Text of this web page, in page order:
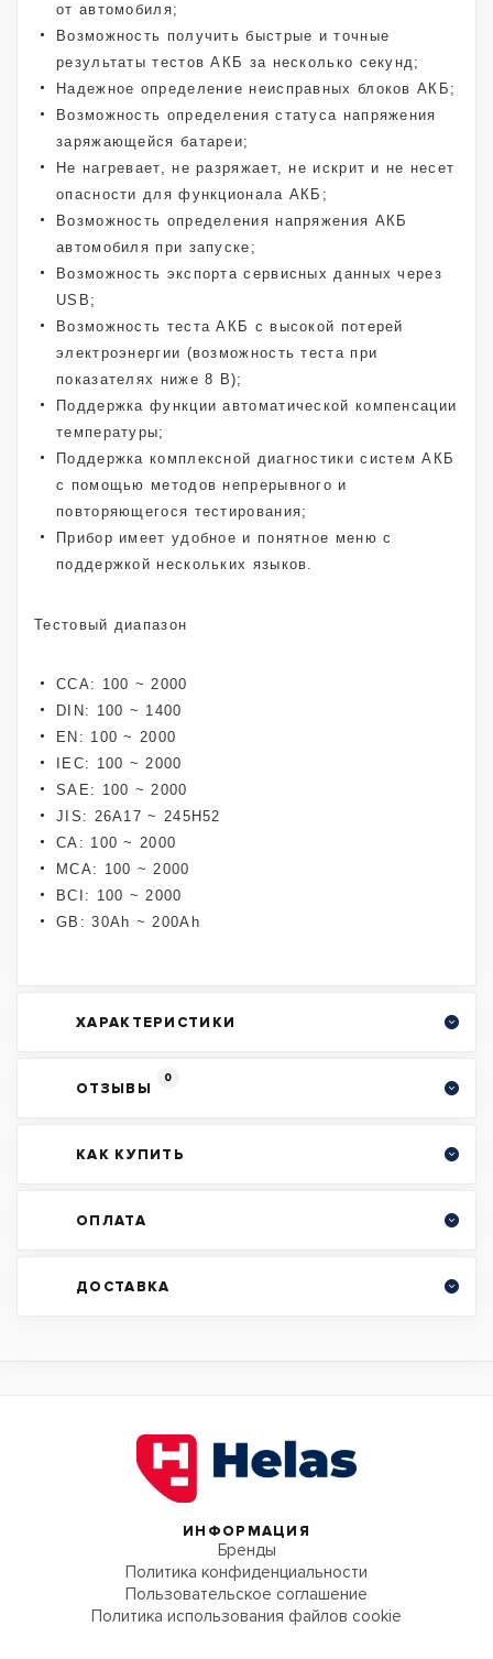
от автомобиля;
Возможность получить быстрые и точные
результаты тестов АКБ за несколько секунд;
Надежное определение неисправных блоков АКБ;
Возможность определения статуса напряжения
заряжающейся батареи;
Не нагревает, не разряжает, не искрит и не несет
опасности для функционала АКБ;
Возможность определения напряжения АКБ
автомобиля при запуске;
Возможность экспорта сервисных данных через
USB;
Возможность теста АКБ с высокой потерей
электроэнергии (возможность теста при
показателях ниже 8 В);
Поддержка функции автоматической компенсации
температуры;
Поддержка комплексной диагностики систем АКБ
с помощью методов непрерывного и
повторяющегося тестирования;
Прибор имеет удобное и понятное меню с
поддержкой нескольких языков.
Тестовый диапазон
CCA: 100 ~ 2000
DIN: 100 ~ 1400
EN: 100 ~ 2000
IEC: 100 ~ 2000
SAE: 100 ~ 2000
JIS: 26A17 ~ 245H52
CA: 100 ~ 2000
MCA: 100 ~ 2000
BCI: 100 ~ 2000
GB: 30Ah ~ 200Ah
ХАРАКТЕРИСТИКИ
ОТЗЫВЫ
0
КАК КУПИТЬ
ОПЛАТА
ДОСТАВКА
ИНФОРМАЦИЯ
Бренды
Политика конфиденциальности
Пользовательское соглашение
Политика использования файлов cookie